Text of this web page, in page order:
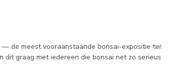
— de meest vooraanstaande bonsai-expositie ter
graag met iedereen die bonsai net zo serieus